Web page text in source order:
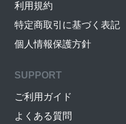
利用規約
特定商取引に基づく表記
個人情報保護方針
SUPPORT
ご利用ガイド
よくある質問